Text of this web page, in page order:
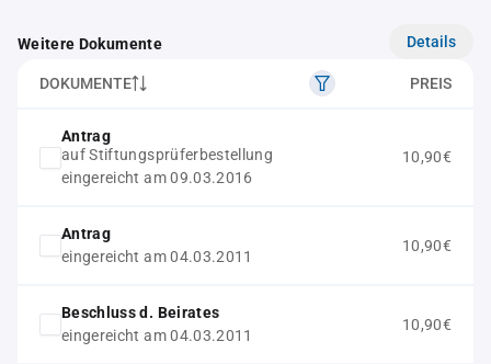
Weitere Dokumente Details
DOKUMENTE PREIS
Antrag
auf Stiftungsprüferbestellung
eingereicht am 09.03.2016
10,90€
Antrag
eingereicht am 04.03.2011
10,90€
Beschluss d. Beirates
eingereicht am 04.03.2011
10,90€